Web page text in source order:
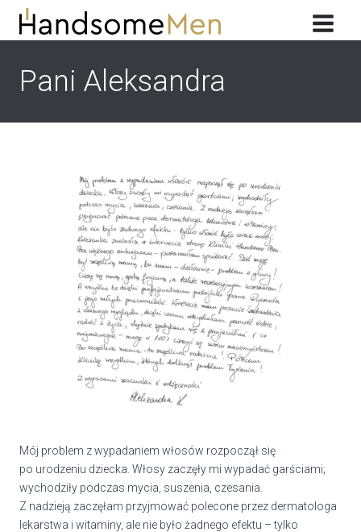
Przeskocz
Pani Aleksandra
Mój problem z wypadaniem włosów rozpoczął się
po urodzeniu dziecka. Włosy zaczęły mi wypadać garściami;
wychodziły podczas mycia, suszenia, czesania.
Z nadzieją zaczęłam przyjmować polecone przez dermatologa
lekarstwa i witaminy, ale nie było żadnego efektu – tylko